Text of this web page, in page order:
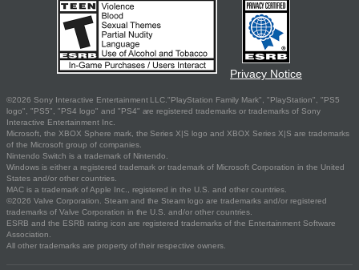
Privacy Notice
©2026 Sony Interactive Entertainment LLC."PlayStation Family Mark", "PlayStation", "PS5
logo", "PS5", "PS4 logo" and "PS4" are registered trademarks or trademarks of Sony
Interactive Entertainment Inc.
Microsoft, the XBOX Sphere mark, the Series X|S logo and XBOX Series X|S are trademarks
of the Microsoft group of companies.
Nintendo Switch is a trademark of Nintendo.
Windows is either a registered trademark or trademark of Microsoft Corporation in the United
States and/or other countries.
MAC is a trademark of Apple Inc., registered in the U.S. and other countries.
©2026 Valve Corporation. Steam and the Steam logo are trademarks and/or registered
trademarks of Valve Corporation in the U.S. and/or other countries.
ESRB and the ESRB rating icon are registered trademarks of the Entertainment Software
Association.
All other trademarks are property of their respective owners.